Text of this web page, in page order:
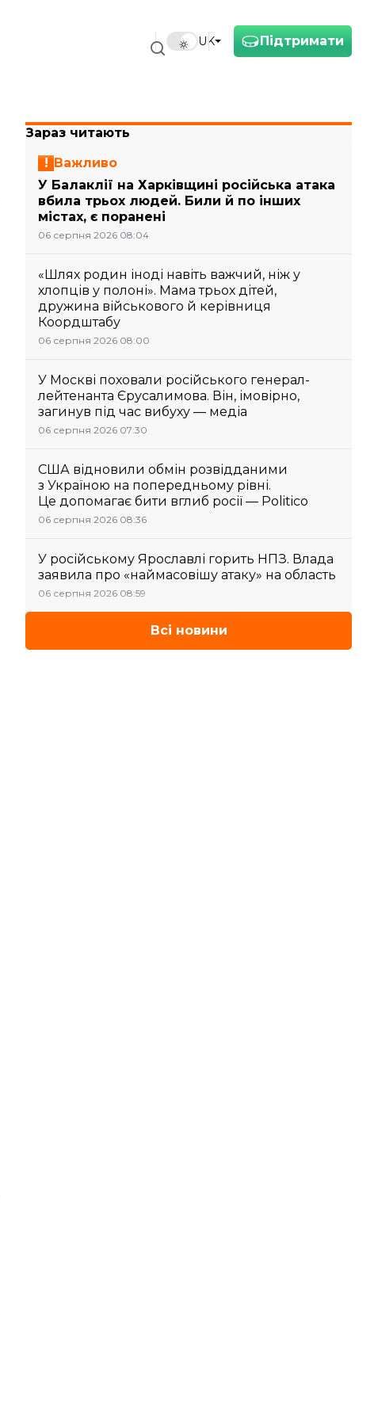
Підтримати
UK
Зараз читають
Важливо
У Балаклії на Харківщині російська атака
вбила трьох людей. Били й по інших
містах, є поранені
06 серпня 2026 08:04
«Шлях родин іноді навіть важчий, ніж у
хлопців у полоні». Мама трьох дітей,
дружина військового й керівниця
Коордштабу
06 серпня 2026 08:00
У Москві поховали російського генерал-
лейтенанта Єрусалимова. Він, імовірно,
загинув під час вибуху — медіа
06 серпня 2026 07:30
США відновили обмін розвідданими
з Україною на попередньому рівні.
Це допомагає бити вглиб росії — Politico
06 серпня 2026 08:36
У російському Ярославлі горить НПЗ. Влада
заявила про «наймасовішу атаку» на область
06 серпня 2026 08:59
Всі новини